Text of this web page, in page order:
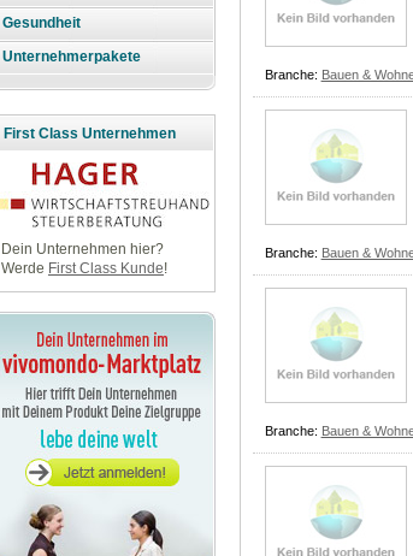
Gesundheit
Unternehmerpakete
First Class Unternehmen
Dein Unternehmen hier?
Werde First Class Kunde!
Branche: Bauen &
Branche: Bauen &
Branche: Bauen &